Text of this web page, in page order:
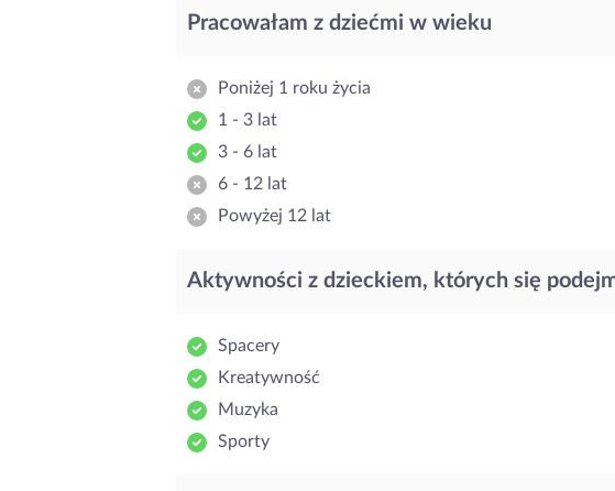
Pracowałam z dziećmi w wieku
Poniżej 1 roku życia
1 - 3 lat
3 - 6 lat
6 - 12 lat
Powyżej 12 lat
Aktywności z dzieckiem, których się
Spacery
Kreatywność
Muzyka
Sporty